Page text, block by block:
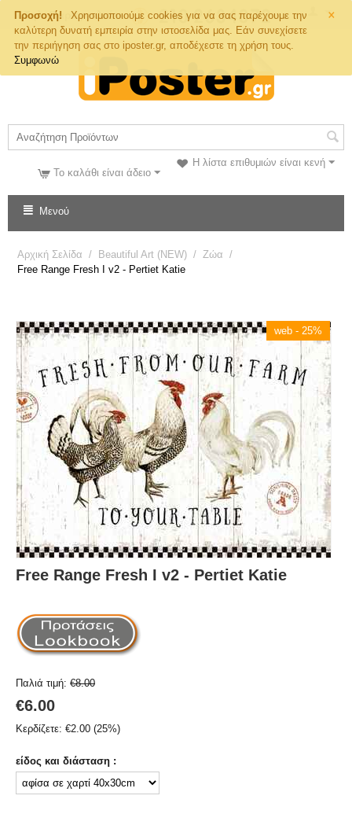
×
Προσοχή!
Χρησιμοποιούμε cookies για να σας παρέχουμε την
καλύτερη δυνατή εμπειρία στην ιστοσελίδα μας. Εάν συνεχίσετε
την περιήγηση σας στο iposter.gr, αποδέχεστε τη χρήση τους.
Συμφωνώ
Τηλ. Παραγγελιών
Η λίστα επιθυμιών είναι κενή
Το καλάθι είναι άδειο
Μενού
Αρχική Σελίδα / Beautiful Art (NEW) / Ζώα /
Free Range Fresh I v2 - Pertiet Katie
web - 25%
Free Range Fresh I v2 - Pertiet Katie
Παλιά τιμή: €8.00
€6.00
Κερδίζετε: €2.00 (25%)
είδος και διάσταση :